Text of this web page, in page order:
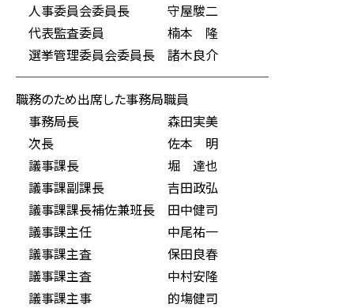
人事委員会委員長 守屋駿二
代表監査委員 楠本 隆
選挙管理委員会委員長 諸木良介
────────────────────
職務のため出席した事務局職員
事務局長 森田実美
次長 佐本 明
議事課長 堀 達也
議事課副課長 吉田政弘
議事課課長補佐兼班長 田中健司
議事課主任 中尾祐一
議事課主査 保田良春
議事課主査 中村安隆
議事課主事 的塲健司